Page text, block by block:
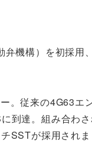
機構）を初採用
。従来の4G63エ
到達。組み合わ
SSTが採用されま